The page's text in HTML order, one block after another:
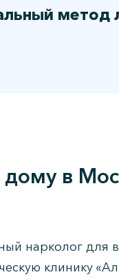
метод
в
нарколог для
клинику